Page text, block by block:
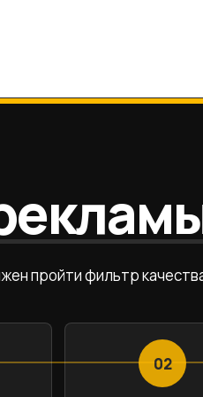
пройти фильтр
02